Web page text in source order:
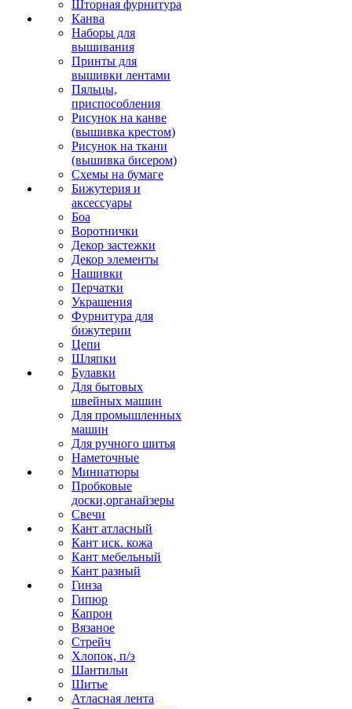
Шторная фурнитура
Канва
Наборы для
вышивания
Принты для
вышивки лентами
Пяльцы,
приспособления
Рисунок на канве
(вышивка крестом)
Рисунок на ткани
(вышивка бисером)
Схемы на бумаге
Бижутерия и
аксессуары
Боа
Воротнички
Декор застежки
Декор элементы
Нашивки
Перчатки
Украшения
Фурнитура для
бижутерии
Цепи
Шляпки
Булавки
Для бытовых
швейных машин
Для промышленных
машин
Для ручного шитья
Наметочные
Миниатюры
Пробковые
доски,органайзеры
Свечи
Кант атласный
Кант иск. кожа
Кант мебельный
Кант разный
Гинза
Гипюр
Капрон
Вязаное
Стрейч
Хлопок, п/э
Шантильи
Шитье
Атласная лента